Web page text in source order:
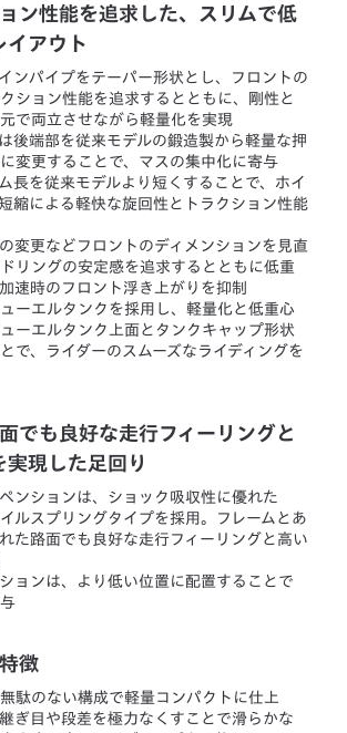
ョン性能を追求した、スリムで低
イアウト
ンパイプをテーパー形状とし、フロントの
ション性能を追求するとともに、剛性と
で両立させながら軽量化を実現
後端部を従来モデルの鍛造製から軽量な押
変更することで、マスの集中化に寄与
長を従来モデルより短くすることで、ホイ
縮による軽快な旋回性とトラクション性能
変更などフロントのディメンションを見直
リングの安定感を追求するとともに低重
速時のフロント浮き上がりを抑制
ーエルタンクを採用し、軽量化と低重心
ーエルタンク上面とタンクキャップ形状
で、ライダーのスムーズなライディングを
でも良好な走行フィーリングと
実現した足回り
ンションは、ショック吸収性に優れた
ルスプリングタイプを採用。フレームとあ
た路面でも良好な走行フィーリングと高い
ョンは、より低い位置に配置することで
徴
駄のない構成で軽量コンパクトに仕上
ぎ目や段差を極力なくすことで滑らかな